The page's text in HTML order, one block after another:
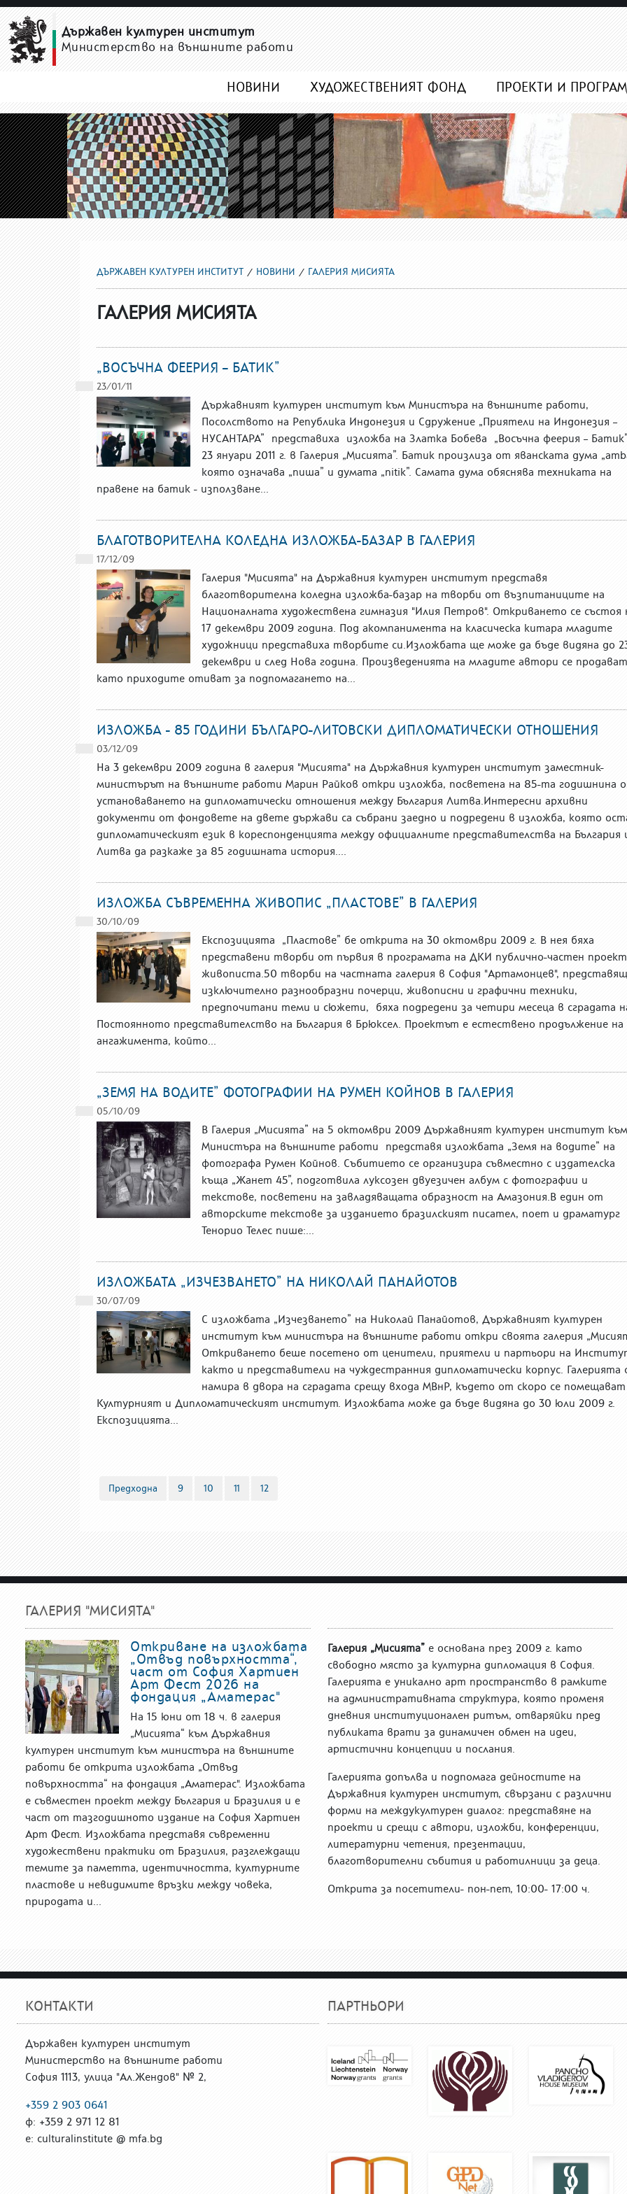
ГАЛЕРИЯ МИСИЯТА
Държавен културен институт
Министерство на външните работи
НОВИНИ ХУДОЖЕСТВЕНИЯТ ФОНД ПРОЕКТИ И
ДЪРЖАВЕН КУЛТУРЕН ИНСТИТУТ НОВИНИ ГАЛЕРИЯ МИСИЯТА
ГАЛЕРИЯ МИСИЯТА
„ВОСЪЧНА ФЕЕРИЯ – БАТИК”
23/01/11
Държавният културен институт към Министъра на външните работи,
Посолството на Република Индонезия и Сдружение „Приятели на Индонезия –
НУСАНТАРА” представиха изложба на Златка Бобева „Восъчна феерия –
23 януари 2011 г. в Галерия „Мисията”. Батик произлиза от яванската дума
която означава „пиша” и думата „nitik”. Самата дума обяснява техниката на
правене на батик - използване...
БЛАГОТВОРИТЕЛНА КОЛЕДНА ИЗЛОЖБА-БАЗАР В ГАЛЕРИЯ
17/12/09
Галерия "Мисията" на Държавния културен институт представя
благотворителна коледна изложба-базар на творби от възпитаниците на
Националната художествена гимназия "Илия Петров". Откриването се състоя
17 декември 2009 година. Под акомпанимента на класическа китара младите
художници представиха творбите си.Изложбата ще може да бъде видяна до
декември и след Нова година. Произведенията на младите автори се
като приходите отиват за подпомагането на...
ИЗЛОЖБА - 85 ГОДИНИ БЪЛГАРО-ЛИТОВСКИ ДИПЛОМАТИЧЕСКИ ОТНОШЕНИЯ
03/12/09
На 3 декември 2009 година в галерия "Мисията" на Държавния културен институт заместник-
министърът на външните работи Марин Райков откри изложба, посветена на 85-та годишнина
установаването на дипломатически отношения между България Литва.Интересни архивни
документи от фондовете на двете държави са събрани заедно и подредени в изложба, която
дипломатическият език в кореспонденцията между официалните представителства на България
Литва да разкаже за 85 годишната история....
ИЗЛОЖБА СЪВРЕМЕННА ЖИВОПИС „ПЛАСТОВЕ” В ГАЛЕРИЯ
30/10/09
Експозицията „Пластове” бе открита на 30 октомври 2009 г. В нея бяха
представени творби от първия в програмата на ДКИ публично-частен
живописта.50 творби на частната галерия в София "Артамонцев",
изключително разнообразни почерци, живописни и графични техники,
предпочитани теми и сюжети, бяха подредени за четири месеца в сградата
Постоянното представителство на България в Брюксел. Проектът е естествено продължение на
ангажимента, който...
„ЗЕМЯ НА ВОДИТЕ” ФОТОГРАФИИ НА РУМЕН КОЙНОВ В ГАЛЕРИЯ
05/10/09
В Галерия „Мисията” на 5 октомври 2009 Държавният културен институт към
Министъра на външните работи представя изложбата „Земя на водите” на
фотографа Румен Койнов. Събитието се организира съвместно с издателска
къща „Жанет 45”, подготвила луксозен двуезичен албум с фотографии и
текстове, посветени на завладяващата образност на Амазония.В един от
авторските текстове за изданието бразилският писател, поет и драматург
Тенорио Телес пише:...
ИЗЛОЖБАТА „ИЗЧЕЗВАНЕТО” НА НИКОЛАЙ ПАНАЙОТОВ
30/07/09
С изложбата „Изчезването” на Николай Панайотов, Държавният културен
институт към министъра на външните работи откри своята галерия
Откриването беше посетено от ценители, приятели и партьори на
както и представители на чуждестранния дипломатически корпус. Галерията
намира в двора на сградата срещу входа МВнР, където от скоро се помещават
Културният и Дипломатическият институт. Изложбата може да бъде видяна до 30 юли 2009 г.
Експозицията...
Предходна 9 10 11 12
ГАЛЕРИЯ "МИСИЯТА"
Откриване на изложбата
„Отвъд повърхността“,
част от София Хартиен
Арт Фест 2026 на
фондация „Аматерас"
На 15 юни от 18 ч. в галерия
„Мисията“ към Държавния
културен институт към министъра на външните
работи бе открита изложбата „Отвъд
повърхността“ на фондация „Аматерас". Изложбата
е съвместен проект между България и Бразилия и е
част от тазгодишното издание на София Хартиен
Арт Фест. Изложбата представя съвременни
художествени практики от Бразилия, разглеждащи
темите за паметта, идентичността, културните
пластове и невидимите връзки между човека,
природата и...
Галерия „Мисията” е основана през 2009 г. като
свободно място за културна дипломация в София.
Галерията е уникално арт пространство в рамките
на административната структура, която променя
дневния институционален ритъм, отваряйки пред
публиката врати за динамичен обмен на идеи,
артистични концепции и послания.
Галерията допълва и подпомага дейностите на
Държавния културен институт, свързани с различни
форми на междукултурен диалог: представяне на
проекти и срещи с автори, изложби, конференции,
литературни четения, презентации,
благотворителни събития и работилници за деца.
Открита за посетители- пон-пет, 10:00- 17:00 ч.
КОНТАКТИ
Държавен културен институт
Министерство на външните работи
София 1113, улица "Ал.Жендов" № 2,
+359 2 903 0641
ф: +359 2 971 12 81
е: culturalinstitute @ mfa.bg
ПАРТНЬОРИ